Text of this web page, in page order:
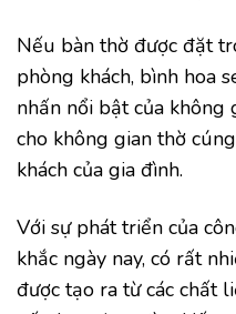
Nếu bàn thờ được đặt
phòng khách, bình hoa
nhấn nổi bật của không
cho không gian thờ
khách của gia đình.
Với sự phát triển của
khắc ngày nay, có rất
được tạo ra từ các chất